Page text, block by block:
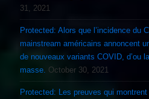
31, 2021
Protected: Alors que l’incidence du
mainstream américains annoncent
de nouveaux variants COVID, d’ou
masse. October 30, 2021
Protected: Les preuves qui montrent